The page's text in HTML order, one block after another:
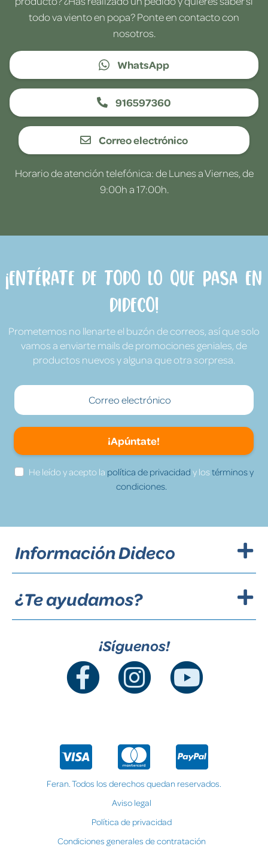
todo va viento en popa? Ponte en contacto con
nosotros.
WhatsApp
916597360
Correo electrónico
Horario de atención telefónica: de Lunes a Viernes, de
9:00h a 17:00h.
¡Entérate de todo lo que pasa en
Dideco!
Prometemos no llenarte el buzón de correos, así que solo
vamos a enviarte mails de promociones geniales, de
productos nuevos y alguna que otra sorpresa.
¡Apúntate!
He leído y acepto la política de privacidad y lostérminos y
condiciones.
Información Dideco
¿Te ayudamos?
¡Síguenos!
Feran. Todos los derechos quedan reservados.
Aviso legal
Política de privacidad
Condiciones generales de contratación